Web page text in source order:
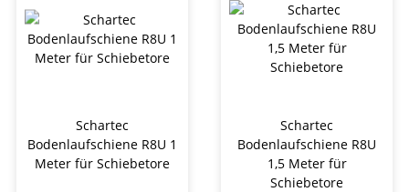
Schartec
Bodenlaufschiene R8U 1
Meter für Schiebetore
Schartec
Bodenlaufschiene R8U
1,5 Meter für
Schiebetore